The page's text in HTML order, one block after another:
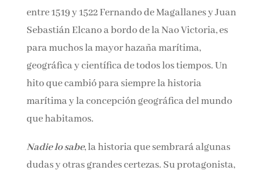
protagonizaron entre 1519 y 1522 Fernando de
Magallanes y Juan Sebastián Elcano a bordo
de la Nao Victoria, es para muchos la mayor
hazaña marítima, geográfica y científica de
todos los tiempos. Un hito que cambió para
siempre la historia marítima y la concepción
geográfica del mundo que habitamos.
Nadie lo sabe, la historia que sembrará algunas
dudas y otras grandes certezas. Su